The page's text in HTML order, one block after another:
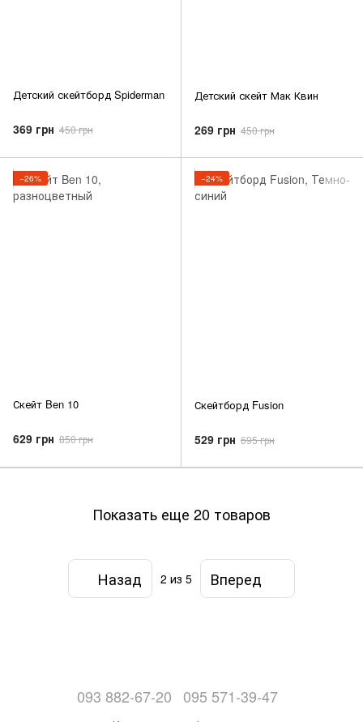
Детский скейтборд Spiderman
369 грн 450 грн
Детский скейт Мак Квин
269 грн 450 грн
−26%
Скейт Ben 10
629 грн 850 грн
−24%
Скейтборд Fusion
529 грн 695 грн
Показать еще 20 товаров
Назад 2 из 5 Вперед
093 882-67-20 095 571-39-47